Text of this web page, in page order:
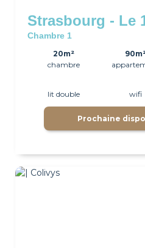
Strasbourg - Le
Chambre 1
20m²
chambre
lit double wifi
Prochaine